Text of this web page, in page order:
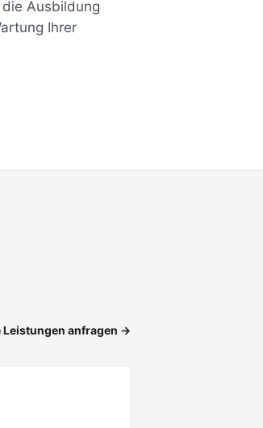
Ausbildung
Ihrer
Leistungen anfragen →